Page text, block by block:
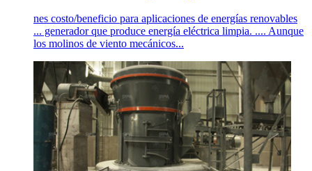
nes costo/beneficio para aplicaciones de energías renovables
... generador que produce energía eléctrica limpia. .... Aunque
los molinos de viento mecánicos...